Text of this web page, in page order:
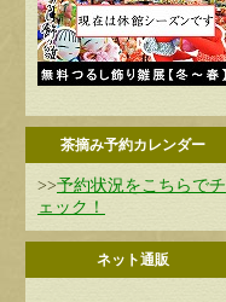
茶摘み予約カレンダー
>>予約状況をこちらでチ
ェック！
ネット通販